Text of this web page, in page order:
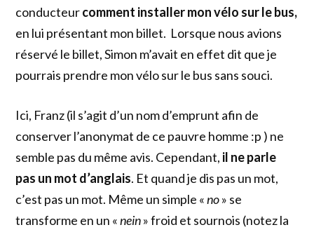
conducteurcomment installer mon vélo sur le bus,
en lui présentant mon billet. Lorsque nous avions
réservé le billet, Simon m’avait en effet dit que je
pourrais prendre mon vélo sur le bus sans souci.
Ici, Franz (il s’agit d’un nom d’emprunt afin de
conserver l’anonymat de ce pauvre homme :p ) ne
semble pas du même avis. Cependant, il ne parle
pas un mot d’anglais. Et quand je dis pas un mot,
c’est pas un mot. Même un simple «no» se
transforme en un «nein» froid et sournois (notez la